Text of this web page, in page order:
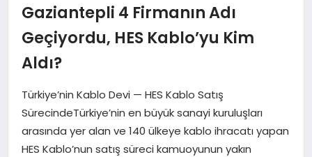
FINANS
MAGAZIN
Gaziantepli 4 Firmanın Adı
Geçiyordu, HES Kablo’yu Kim
Aldı?
Türkiye’nin Kablo Devi — HES Kablo Satış
SürecindeTürkiye’nin en büyük sanayi kuruluşları
arasında yer alan ve 140 ülkeye kablo ihracatı yapan
HES Kablo’nun satış süreci kamuoyunun yakın